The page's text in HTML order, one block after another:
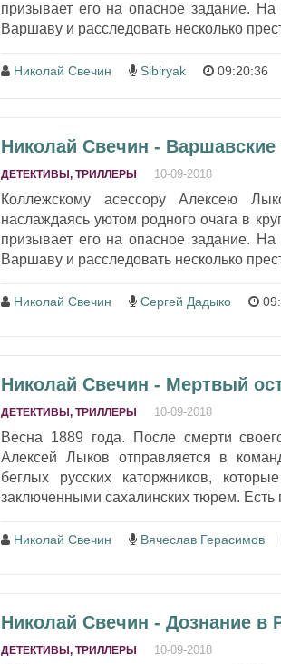
призывает его на опасное задание.
Варшаву и расследовать несколько
Николай Свечин Sibiryak 09:20:36
Николай Свечин - Варшавские
ДЕТЕКТИВЫ, ТРИЛЛЕРЫ 10-09-2018
Коллежскому асессору Алексею
наслаждаясь уютом родного очага в
призывает его на опасное задание.
Варшаву и расследовать несколько
Николай Свечин Сергей Дадыко
Николай Свечин - Мертвый
ДЕТЕКТИВЫ, ТРИЛЛЕРЫ 10-09-2018
Весна 1889 года. После смерти
Алексей Лыков отправляется в
беглых русских каторжников,
заключенными сахалинских тюрем. Есть
Николай Свечин Вячеслав Герасимов
Николай Свечин - Дознание в
ДЕТЕКТИВЫ, ТРИЛЛЕРЫ 10-09-2018